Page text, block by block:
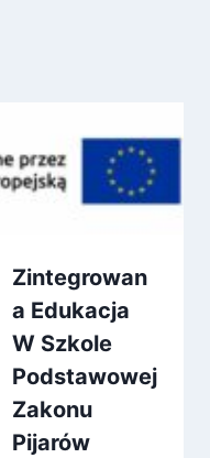
Zintegrowan
a Edukacja
W Szkole
Podstawowej
Zakonu
Pijarów